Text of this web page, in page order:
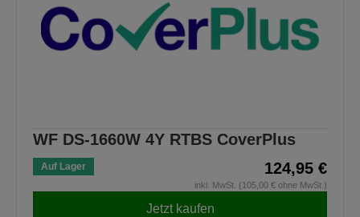
WF DS-1660W 4Y RTBS CoverPlus
Auf Lager 124,95 €
inkl. MwSt. (105,00 € ohne MwSt.)
Jetzt kaufen